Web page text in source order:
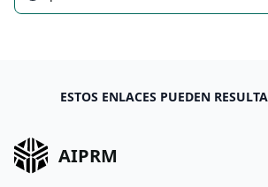
ESTOS ENLACES PUEDEN
AIPRM